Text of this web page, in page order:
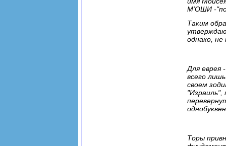
М'ОШИ -
Таким
однако,
Для еврея
всего
своем
"Израиль",
Торы